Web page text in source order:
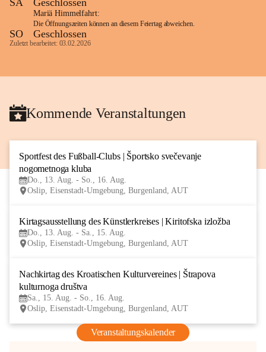
SA
Geschlossen
Mariä Himmelfahrt:
Die Öffnungszeiten können an diesem Feiertag abweichen.
SO Geschlossen
Zuletzt bearbeitet: 03.02.2026
Kommende Veranstaltungen
Sportfest des Fußball-Clubs | Športsko svečevanje
nogometnoga kluba
Do., 13. Aug. - So., 16. Aug.
Oslip, Eisenstadt-Umgebung, Burgenland, AUT
Kirtagsausstellung des Künstlerkreises | Kiritofska izložba
Do., 13. Aug. - Sa., 15. Aug.
Oslip, Eisenstadt-Umgebung, Burgenland, AUT
Nachkirtag des Kroatischen Kulturvereines | Štrapova
kulturnoga društva
Sa., 15. Aug. - So., 16. Aug.
Oslip, Eisenstadt-Umgebung, Burgenland, AUT
Veranstaltungskalender